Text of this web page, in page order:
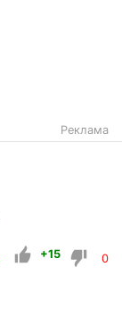
Реклама
+15 0